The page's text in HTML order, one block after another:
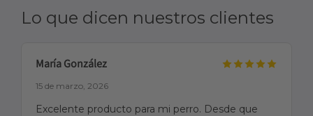
Lo que dicen nuestros clientes
María González
15 de marzo, 2026
Excelente producto para mi perro. Desde que